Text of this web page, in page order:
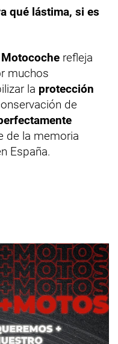
qué lástima, si es
refleja
muchos
la protección
de
de la memoria
España.